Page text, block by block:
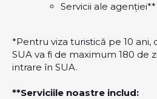
Servicii ale agenției**
*Pentru viza turistică pe 10 ani,
SUA va fi de maximum 180 de
intrare în SUA.
**Serviciile noastre includ: